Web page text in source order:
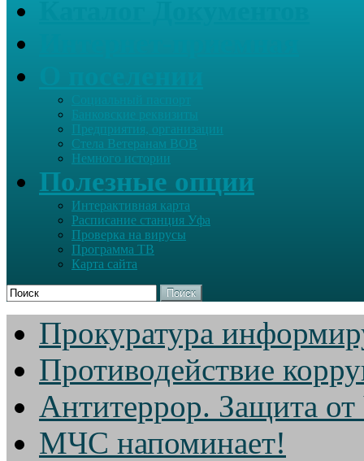
Банковские реквизиты
Предприятия, организации
Стела Ветеранам ВОВ
Немного истории
Полезные опции
Интерактивная карта
Расписание станция Уфа
Проверка на вирусы
Программа ТВ
Карта сайта
Поиск
Прокуратура
Противодействие
Антитеррор. Защита
МЧС напоминает!